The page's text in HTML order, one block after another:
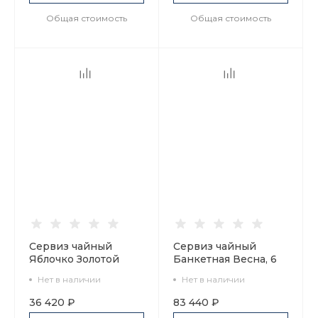
Общая стоимость Общая стоимость
Сервиз чайный
Яблочко Золотой
20 предметов, арт.
81.21492.00.1
Нет в наличии
36 420 ₽
Сервиз чайный
Банкетная Весна, 6
предметов, арт.
81.23800.00.1
Нет в наличии
83 440 ₽